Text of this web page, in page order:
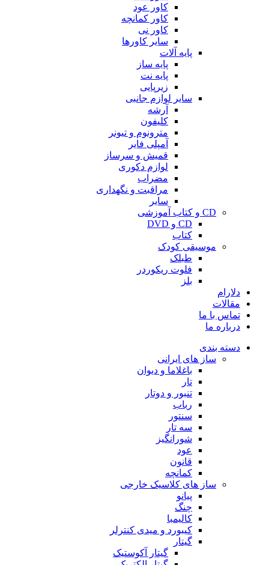
کاور عود
کاور کمانچه
کاور نی
سایر کاورها
پایه آلات
پایه ساز
پایه نت
زیرپایی
سایر لوازم جانبی
آرشه
کلیفون
مترونوم و تیونر
آمپلی فایر
قمیش و سرساز
لوازم دکوری
مضراب
مراقبت و نگهداری
سایر
CD و کتاب آموزشی
CD و DVD
کتاب
موسیقی کودک
طبلک
فلوت ریکوردر
بلز
دلارام
مقالات
تماس با ما
درباره ما
دسته بندی
ساز های ایرانی
باغلاما و دیوان
تار
تنبور و دوتار
رباب
سنتور
سه تار
شورانگیز
عود
قانون
کمانچه
ساز های کلاسیک خارجی
پیانو
چنگ
کالیمبا
کیبورد و میدی کنترلر
گیتار
گیتار آکوستیک